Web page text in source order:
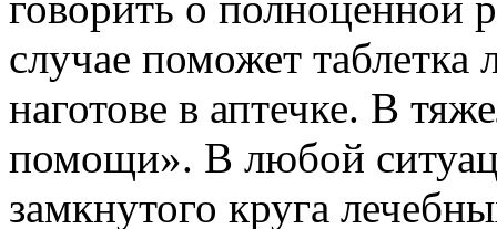
случае поможет таблетка
наготове в аптечке. В
помощи». В любой
замкнутого круга